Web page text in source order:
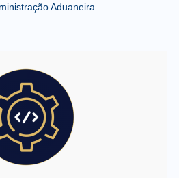
Aduaneira